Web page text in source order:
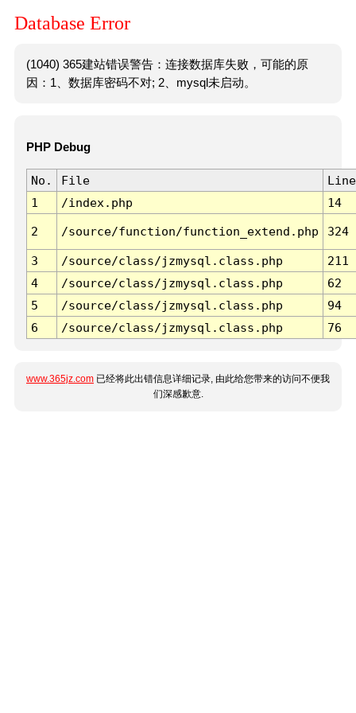
Database Error
(1040) 365建站错误警告：连接数据库失败，可能的原
因：1、数据库密码不对; 2、mysql未启动。
PHP Debug
No. File
Line
1
/index.php 14
2 /source/function/function_extend.php 324
3 /source/class/jzmysql.class.php
211
4
/source/class/jzmysql.class.php
62
5
/source/class/jzmysql.class.php
94
6
/source/class/jzmysql.class.php 76
www.365jz.com 已经将此出错信息详细记录, 由此给您带来的访问不便我
们深感歉意.